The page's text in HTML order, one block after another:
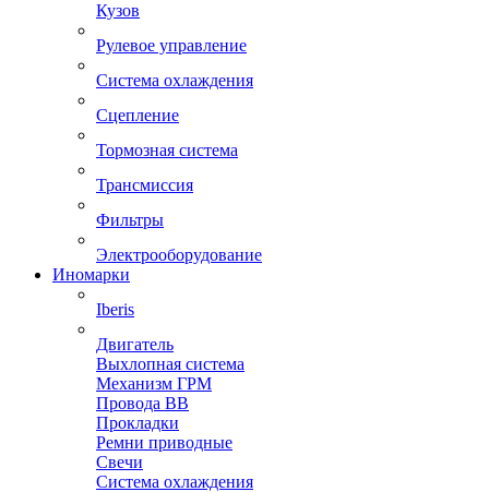
Кузов
Рулевое управление
Система охлаждения
Сцепление
Тормозная система
Трансмиссия
Фильтры
Электрооборудование
Иномарки
Iberis
Двигатель
Выхлопная система
Механизм ГРМ
Провода ВВ
Прокладки
Ремни приводные
Свечи
Система охлаждения